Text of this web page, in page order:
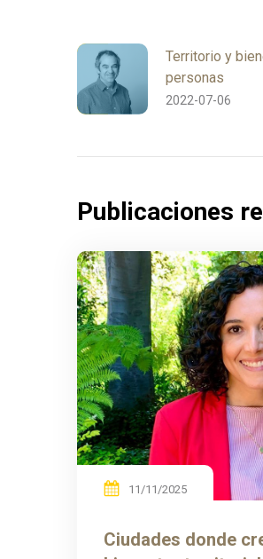
Territorio y
personas
2022-07-06
Publicaciones
11/11/2025
Ciudades donde